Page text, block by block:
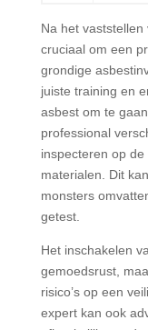
Na het
cruciaal om een
grondige
juiste training en
asbest om te
professional
inspecteren op
materialen. Dit
monsters
getest.
Het inschakelen
gemoedsrust,
risico’s op een
expert kan ook